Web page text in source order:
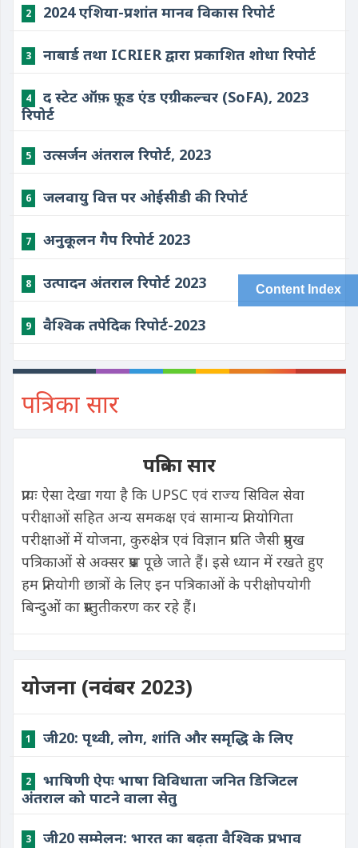
2 2024 एशिया-प्रशांत मानव विकास रिपोर्ट
3 नाबार्ड तथा ICRIER द्वारा प्रकाशित शोधा रिपोर्ट
4
द स्टेट ऑफ़ फ़ूड एंड एग्रीकल्चर (SoFA), 2023
रिपोर्ट
5 उत्सर्जन अंतराल रिपोर्ट, 2023
6 जलवायु वित्त पर ओईसीडी की रिपोर्ट
7 अनुकूलन गैप रिपोर्ट 2023
8 उत्पादन अंतराल रिपोर्ट 2023
9 वैश्विक तपेदिक रिपोर्ट-2023
पत्रिका सार
पत्रिका सार
प्रायः ऐसा देखा गया है कि UPSC एवं राज्य सिविल सेवा
परीक्षाओं सहित अन्य समकक्ष एवं सामान्य प्रतियोगिता
परीक्षाओं में योजना, कुरुक्षेत्र एवं विज्ञान प्रगति जैसी प्रमुख
पत्रिकाओं से अक्सर प्रश्न पूछे जाते हैं। इसे ध्यान में रखते हुए
हम प्रतियोगी छात्रों के लिए इन पत्रिकाओं के परीक्षोपयोगी
बिन्दुओं का प्रस्तुतीकरण कर रहे हैं।
योजना (नवंबर 2023)
1 जी20: पृथ्वी, लोग, शांति और समृद्धि के लिए
2
भाषिणी ऐपः भाषा विविधाता जनित डिजिटल
अंतराल को पाटने वाला सेतु
3 जी20 सम्मेलन: भारत का बढ़ता वैश्विक प्रभाव
Content Index